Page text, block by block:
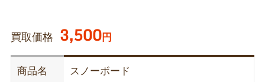
買取価格 3,500円
商品名 スノーボード